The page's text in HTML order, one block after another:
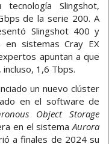
Slingshot,
de la serie 200. A
Slingshot 400 y
sistemas Cray EX
apuntan a que
1,6 Tbps.
un nuevo clúster
en el software de
Object Storage
en el sistema Aurora
a finales de 2024 su